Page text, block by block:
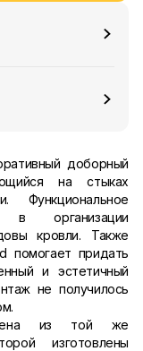
доборный
на стыках
Функциональное
в организации
кровли. Также
помогает придать
и эстетичный
не получилось
из той же
изготовлены